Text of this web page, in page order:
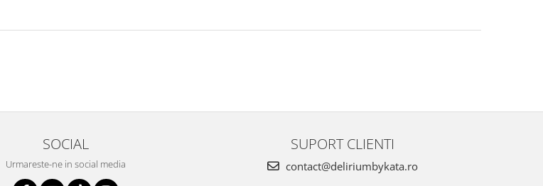
SOCIAL
Urmareste-ne in social media
SUPORT CLIENTI
contact@deliriumbykata.ro